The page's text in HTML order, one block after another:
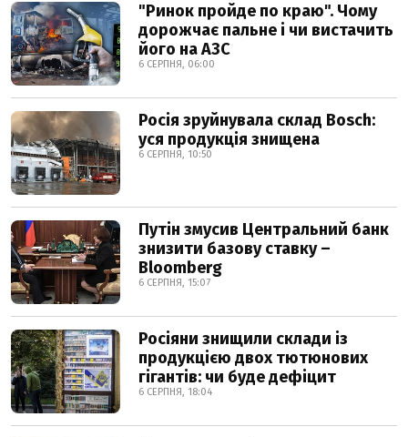
"Ринок пройде по краю". Чому
дорожчає пальне і чи вистачить
його на АЗС
6 СЕРПНЯ, 06:00
Росія зруйнувала склад Bosch:
уся продукція знищена
6 СЕРПНЯ, 10:50
Путін змусив Центральний банк
знизити базову ставку –
Bloomberg
6 СЕРПНЯ, 15:07
Росіяни знищили склади із
продукцією двох тютюнових
гігантів: чи буде дефіцит
6 СЕРПНЯ, 18:04